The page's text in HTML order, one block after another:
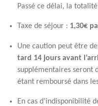
Passé ce délai, la
Taxe de séjour : 1,30€
Une caution peut être
tard 14 jours avant
supplémentaires seront
étant remboursé dans
En cas d’indisponibilité